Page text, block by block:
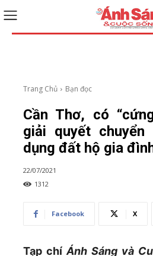
Trang Chủ Bạn đọc
Cần Thơ, có
giải quyết
dụng đất hộ gia
22/07/2021
1312
Facebook X
Tạp chí Ánh Sáng và